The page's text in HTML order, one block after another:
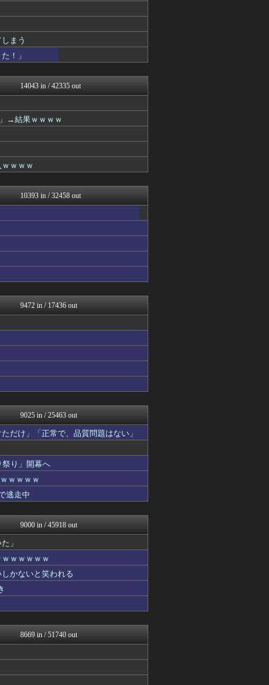
女子アナお宝画像速報－5c...
不思議.net - 5ch...
カンダタ速報
watch＠２ちゃんねる
修羅の華-家庭・生活まとめ
ダイエット速報＠2ちゃんね...
世界はグーチョキパー
なんJ PRIDE
デジタルニューススレッド
かぞくちゃんねる
あらまめ2ch
Vtuberまとめるよ～ん
みそパンNEWS
ポーランドボール 翻訳
ほんわかMkⅡ
韓国ニュース反応まとめ
坂道情報通～乃木坂46まと...
もきゅ速(*´ω`*)人(...
アルファルファモザイク＠ネ...
オーバージョイド！
キスログ
GOSSIP速報
働くモノニュース : 人生...
なんJ PRIDE
ベイスターズNEWS
もみあげチャ～シュ～
わんこーる速報！
アナ速‐女子アナ画像速報
なんJミュージアム
まう
！」
14043 in / 42335 out
→結果ｗｗｗｗ
ｗｗｗ
10393 in / 32458 out
9472 in / 17436 out
9025 in / 25463 out
だけ」「正常で、品質問題はない」
り」開幕へ
ｗｗｗｗ
逃走中
9000 in / 45918 out
」
ｗｗｗｗｗ
かないと笑われる
8669 in / 51740 out